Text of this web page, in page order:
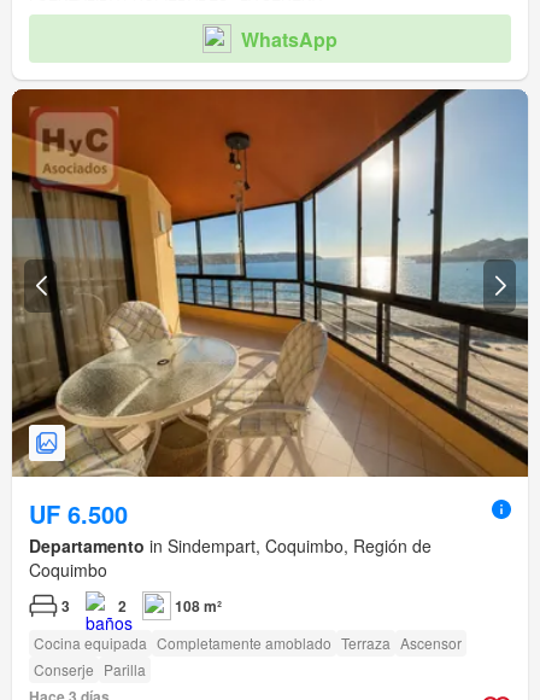
WhatsApp
UF 6.500
Departamento in Sindempart, Coquimbo, Región de
Coquimbo
3 2 108 m²
Cocina equipada Completamente amoblado Terraza Ascensor
Conserje Parilla